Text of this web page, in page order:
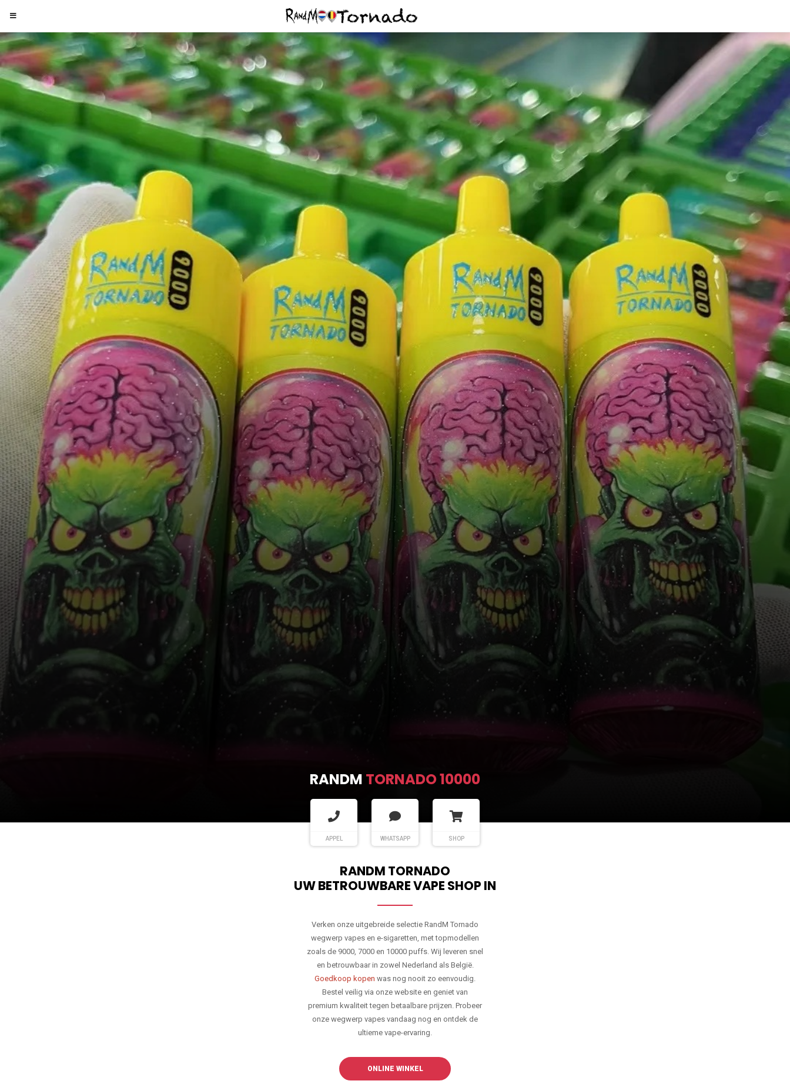
RANDM TORNADO 10000
APPEL WHATSAPP SHOP
RANDM TORNADO
UW BETROUWBARE VAPE SHOP IN
Verken onze uitgebreide selectie RandM Tornado
wegwerp vapes en e-sigaretten, met topmodellen
zoals de 9000, 7000 en 10000 puffs. Wij leveren snel
en betrouwbaar in zowel Nederland als België.
Goedkoop kopen was nog nooit zo eenvoudig.
Bestel veilig via onze website en geniet van
premium kwaliteit tegen betaalbare prijzen. Probeer
onze wegwerp vapes vandaag nog en ontdek de
ultieme vape-ervaring.
ONLINE WINKEL